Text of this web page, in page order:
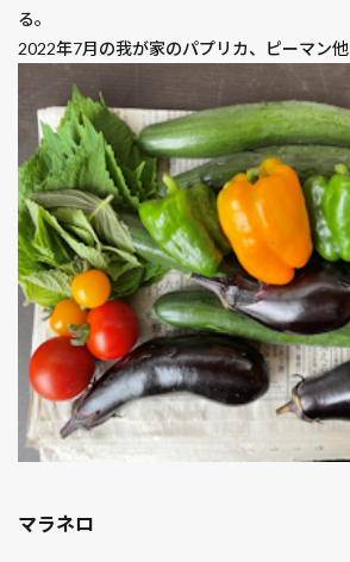
る。
2022年7月の我が家のパプリカ、ピーマン他
マラネロ